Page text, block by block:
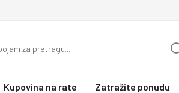
Kupovina na rate Zatražite ponudu